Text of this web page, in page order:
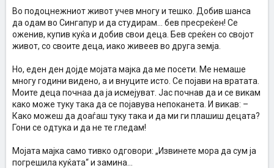
Во подоцнежниот живот учев многу и тешко. Добив шанса
да одам во Сингапур и да студирам… бев пресреќен! Се
оженив, купив куќа и добив свои деца. Бев среќен со својот
живот, со своите деца, иако живеев во друга земја.
Но, еден ден дојде мојата мајка да ме посети. Ме немаше
многу години видено, а и внуците исто. Се појави на вратата.
Моите деца почнаа да ја исмејуват. Јас почнав да и се викам
како може туку така да се појавува непоканета. И викав: –
Како можеш да доаѓаш туку така и да ми ги плашиш децата?
Гони се одтука и да не те гледам!
Мојата мајка само тивко одговори: „Извинете мора да сум ја
погрешила куќата“ и замина…